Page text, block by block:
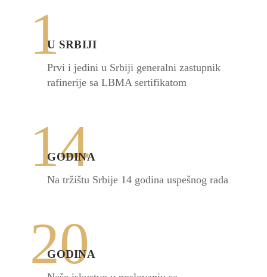
1U SRBIJI
Prvi i jedini u Srbiji generalni zastupnik
rafinerije sa LBMA sertifikatom
14
GODINA
Na tržištu Srbije 14 godina uspešnog rada
20
GODINA